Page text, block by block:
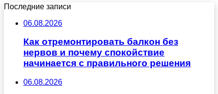
Последние записи
06.08.2026
Как отремонтировать балкон без
нервов и почему спокойствие
начинается с правильного решения
06.08.2026